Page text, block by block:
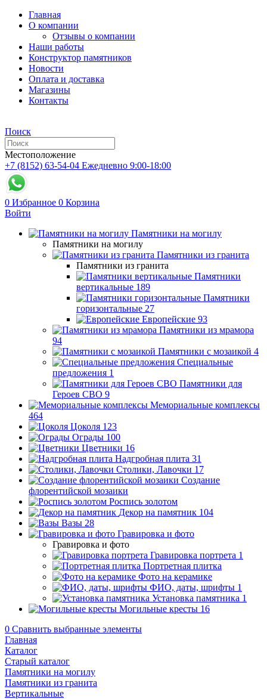
Главная
О компании
Отзывы о компании
Наши работы
Конструктор памятников
Новости
Оплата и доставка
Магазины
Контакты
Поиск
Местоположение
+7 (8152) 63-54-04 Ежедневно 9:00-18:00
0 Избранное 0 Корзина
Войти
Памятники на могилу
Памятники на могилу
Памятники из гранита
Памятники из гранита
Памятники
вертикальные 189
Памятники
горизонтальные 27
Европейские 93
Памятники из мрамора
94
Памятники с мозаикой 4
Специальные
предложения 1
Памятники для
Героев СВО 9
Мемориальные комплексы
464
Цоколя 123
Ограды 100
Цветники 16
Надгробная плита 31
Столики, Лавочки 17
Создание
флорентийской мозаики
Роспись золотом
Декор на памятник 104
Вазы 28
Гравировка и фото
Гравировка и фото
Гравировка портрета 1
Портретная плитка
Фото на керамике
ФИО, даты, шрифты 1
Установка памятника 1
Могильные кресты 16
0 Сравнить выбранные элементы
Главная
Каталог
Старый каталог
Памятники на могилу
Памятники из гранита
Вертикальные